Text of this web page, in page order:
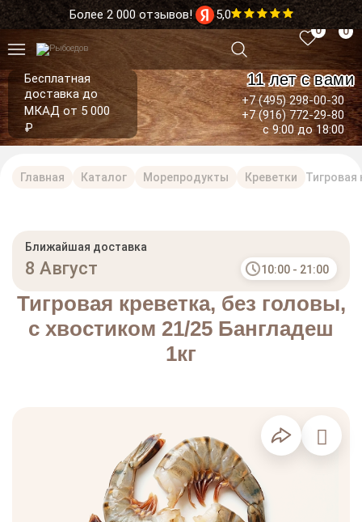
Более 2 000 отзывов! 5,0
Бесплатная
доставка до
МКАД от 5 000
₽
11 лет с вами
+7 (495) 298-00-30
+7 (916) 772-29-80
с 9:00 до 18:00
0 0
Главная Каталог Морепродукты Креветки Тигровая
Тигровая креветка, без головы,
с хвостиком 21/25 Бангладеш
1кг
Ближайшая доставка
8 Август 10:00 - 21:00